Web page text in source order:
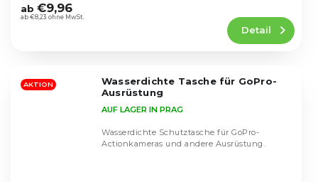
durchschnittliche
Produktbewertung
Sternen.
ab €8,23 ohne MwSt.
ab €9,96
Detail
AKTION
Wasserdichte Tasche für GoPro-
Ausrüstung
AUF LAGER IN PRAG
Wasserdichte Schutztasche für GoPro-
Actionkameras und andere Ausrüstung.